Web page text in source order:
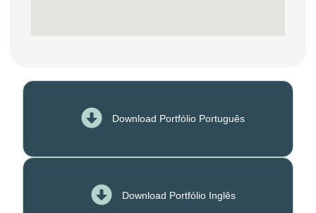
Download Portfólio Português
Download Portfólio Inglês